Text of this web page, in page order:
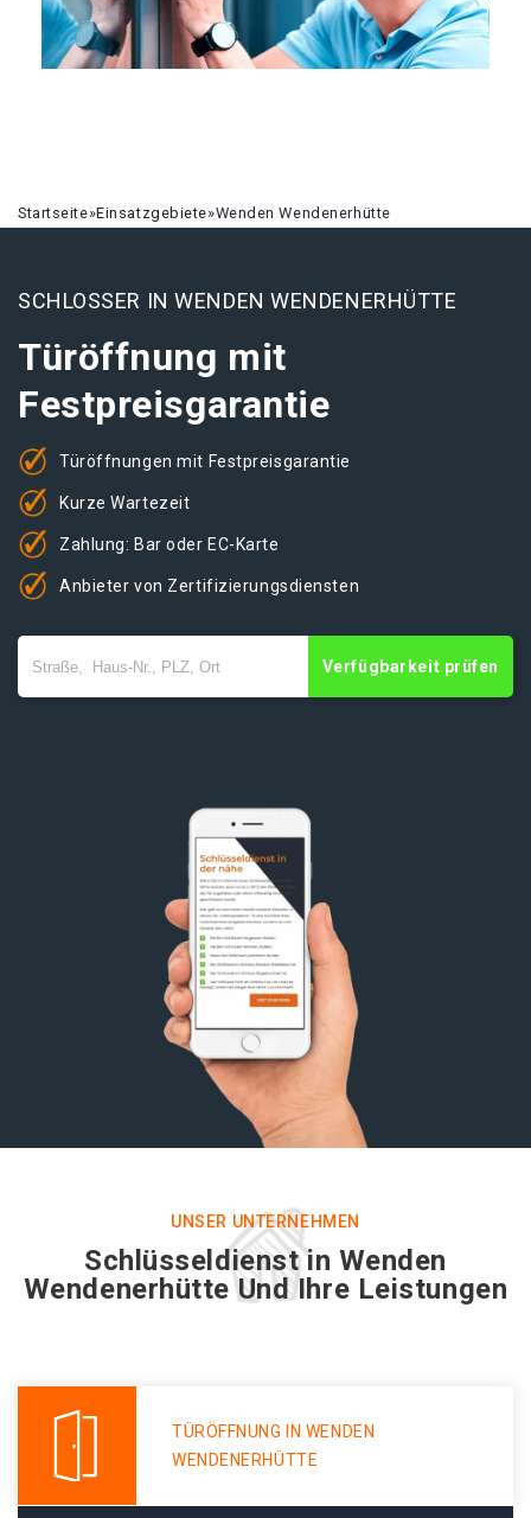
Startseite»Einsatzgebiete»Wenden Wendenerhütte
SCHLOSSER IN WENDEN WENDENERHÜTTE
Türöffnung mit
Festpreisgarantie
Türöffnungen mit Festpreisgarantie
Kurze Wartezeit
Zahlung: Bar oder EC-Karte
Anbieter von Zertifizierungsdiensten
Verfügbarkeit prüfen
UNSER UNTERNEHMEN
Schlüsseldienst in Wenden
Wendenerhütte Und Ihre Leistungen
TÜRÖFFNUNG IN WENDEN
WENDENERHÜTTE